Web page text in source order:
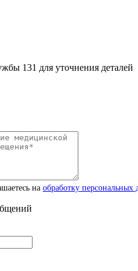
131 для уточнения деталей
на обработку персональных